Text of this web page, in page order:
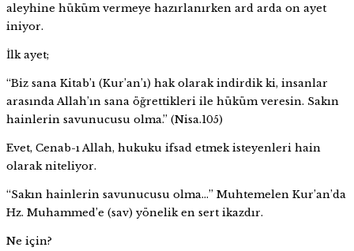
aleyhine hüküm vermeye hazırlanırken ard arda on ayet
iniyor.
İlk ayet;
“Biz sana Kitab’ı (Kur’an’ı) hak olarak indirdik ki, insanlar
arasında Allah’ın sana öğrettikleri ile hüküm veresin. Sakın
hainlerin savunucusu olma.” (Nisa.105)
Evet, Cenab-ı Allah, hukuku ifsad etmek isteyenleri hain
olarak niteliyor.
“Sakın hainlerin savunucusu olma…” Muhtemelen Kur’an’da
Hz. Muhammed’e (sav) yönelik en sert ikazdır.
Ne için?